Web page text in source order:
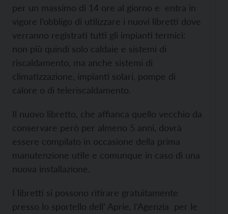
per un massimo di 14 ore al giorno e entra in
vigore l’obbligo di utilizzare i nuovi libretti dove
verranno registrati tutti gli impianti termici:
non più quindi solo caldaie e sistemi di
riscaldamento, ma anche sistemi di
climatizzazione, impianti solari, pompe di
calore o di teleriscaldamento.
Il nuovo libretto, che affianca quello vecchio da
conservare però per almeno 5 anni, dovrà
essere compilato in occasione della prima
manutenzione utile e comunque in caso di una
nuova installazione.
I libretti si possono ritirare gratuitamente
presso lo sportello dell’ Aprie, l’Agenzia per le